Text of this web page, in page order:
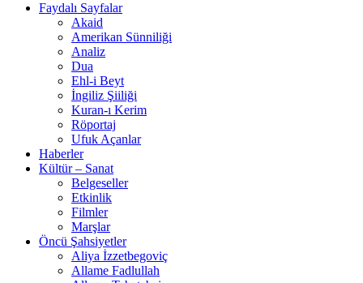
Faydalı Sayfalar
Akaid
Amerikan Sünniliği
Analiz
Dua
Ehl-i Beyt
İngiliz Şiiliği
Kuran-ı Kerim
Röportaj
Ufuk Açanlar
Haberler
Kültür – Sanat
Belgeseller
Etkinlik
Filmler
Marşlar
Öncü Şahsiyetler
Aliya İzzetbegoviç
Allame Fadlullah